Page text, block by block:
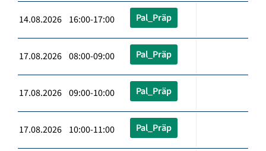
14.08.2026 16:00-17:00 Pal_Präp
17.08.2026 08:00-09:00 Pal_Präp
17.08.2026 09:00-10:00 Pal_Präp
17.08.2026 10:00-11:00 Pal_Präp